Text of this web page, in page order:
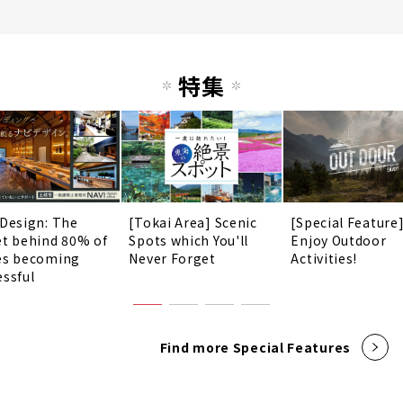
特集
The
behind 80% of
becoming
[Tokai Area] Scenic
Spots which You'll
Never Forget
[Special
Enjoy Outdoor
Activities!
Find more Special Features